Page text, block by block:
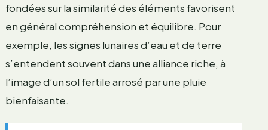
fondées sur la similarité des éléments favorisent
en général compréhension et équilibre. Pour
exemple, les signes lunaires d’eau et de terre
s’entendent souvent dans une alliance riche, à
l’image d’un sol fertile arrosé par une pluie
bienfaisante.